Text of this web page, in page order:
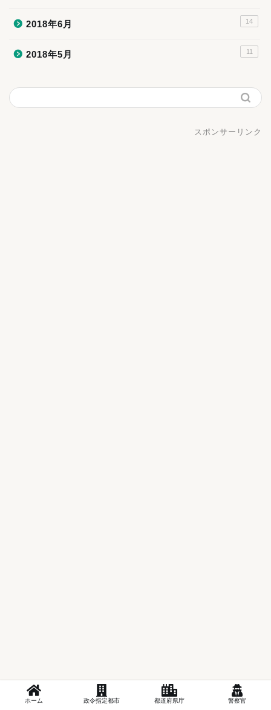
2018年6月 14
2018年5月 11
スポンサーリンク
ホーム 政令指定都市 都道府県庁 警察官